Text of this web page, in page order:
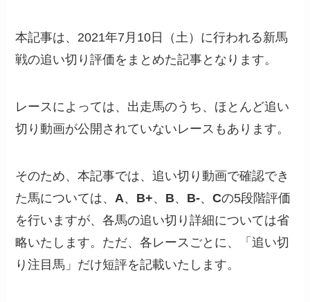
本記事は、2021年7月10日（土）に行われる新馬
戦の追い切り評価をまとめた記事となります。
レースによっては、出走馬のうち、ほとんど追い
切り動画が公開されていないレースもあります。
そのため、本記事では、追い切り動画で確認でき
た馬については、 A、 B+、 B、 B-、Cの5段階評価
を行いますが、各馬の追い切り詳細については省
略いたします。ただ、各レースごとに、「追い切
り注目馬」だけ短評を記載いたします。